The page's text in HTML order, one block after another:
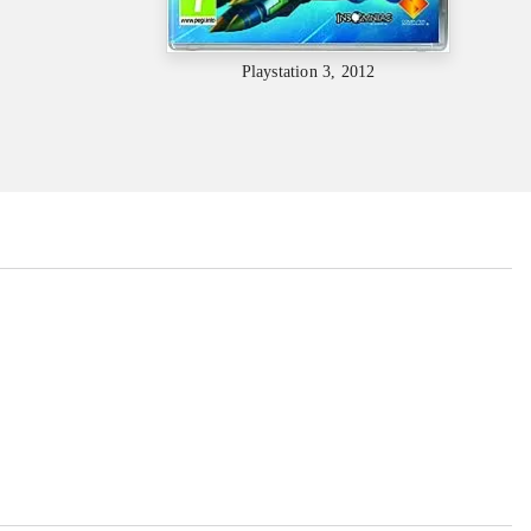
Playstation 3, 2012